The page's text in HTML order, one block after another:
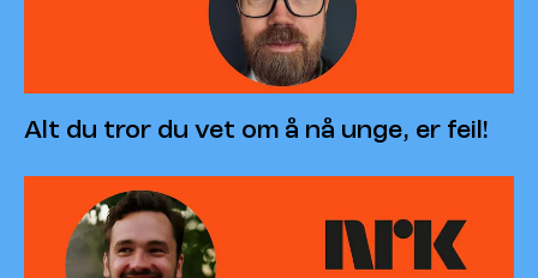
Alt du tror du vet om å nå unge, er feil!